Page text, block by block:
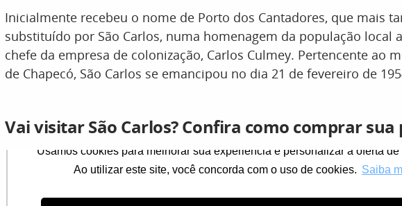
Inicialmente recebeu o nome de Porto dos Cantadores, que mais
substituído por São Carlos, numa homenagem da população local
chefe da empresa de colonização, Carlos Culmey. Pertencente ao
de Chapecó, São Carlos se emancipou no dia 21 de fevereiro de
Vai visitar São Carlos? Confira como comprar sua